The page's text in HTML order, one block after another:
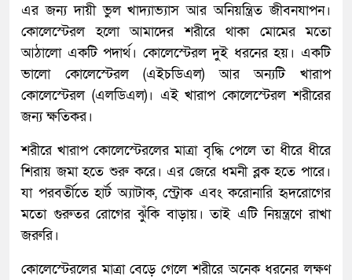
এর জন্য দায়ী ভুল খাদ্যাভ্যাস আর অনিয়ন্ত্রিত জীবনযাপন।
কোলেস্টেরল হলো আমাদের শরীরে থাকা মোমের মতো
আঠালো একটি পদার্থ। কোলেস্টেরল দুই ধরনের হয়। একটি
ভালো কোলেস্টেরল (এইচডিএল) আর অন্যটি খারাপ
কোলেস্টেরল (এলডিএল)। এই খারাপ কোলেস্টেরল শরীরের
জন্য ক্ষতিকর।
শরীরে খারাপ কোলেস্টেরলের মাত্রা বৃদ্ধি পেলে তা ধীরে ধীরে
শিরায় জমা হতে শুরু করে। এর জেরে ধমনী ব্লক হতে পারে।
যা পরবর্তীতে হার্ট অ্যাটাক, স্ট্রোক এবং করোনারি হৃদরোগের
মতো গুরুতর রোগের ঝুঁকি বাড়ায়। তাই এটি নিয়ন্ত্রণে রাখা
জরুরি।
কোলেস্টেরলের মাত্রা বেড়ে গেলে শরীরে অনেক ধরনের লক্ষণ